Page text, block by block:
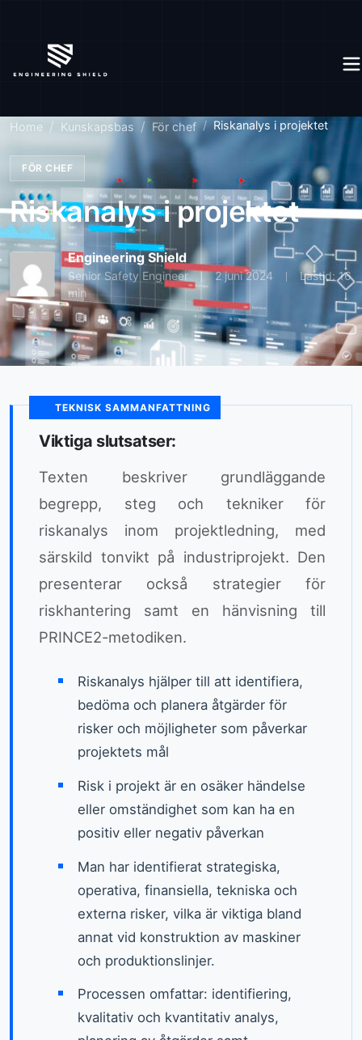
Home Kunskapsbas För chef Riskanalys i projektet
FÖR CHEF
Riskanalys i projektet
Engineering Shield
Senior Safety Engineer 2 juni 2024
Lästid: 16
min
TEKNISK SAMMANFATTNING
Viktiga slutsatser:
Texten beskriver grundläggande
begrepp, steg och tekniker för
riskanalys inom projektledning, med
särskild tonvikt på industriprojekt. Den
presenterar också strategier för
riskhantering samt en hänvisning till
PRINCE2-metodiken.
Riskanalys hjälper till att identifiera,
bedöma och planera åtgärder för
risker och möjligheter som påverkar
projektets mål
Risk i projekt är en osäker händelse
eller omständighet som kan ha en
positiv eller negativ påverkan
Man har identifierat strategiska,
operativa, finansiella, tekniska och
externa risker, vilka är viktiga bland
annat vid konstruktion av maskiner
och produktionslinjer.
Processen omfattar: identifiering,
kvalitativ och kvantitativ analys,